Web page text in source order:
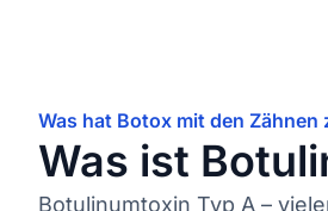
Was hat Botox mit den Zähnen
Was ist
Botulinumtoxin Typ A –